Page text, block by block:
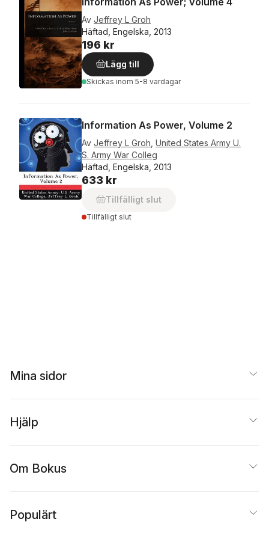
Av Jeffrey L Groh
Häftad, Engelska, 2013
196 kr
Lägg till
Skickas inom 5-8 vardagar
Information As Power, Volume 2
Av Jeffrey L Groh United States Army U.
S. Army War Colleg
Häftad, Engelska, 2013
633 kr
Tillfälligt slut
Tillfälligt slut
Mina sidor
Hjälp
Om Bokus
Populärt